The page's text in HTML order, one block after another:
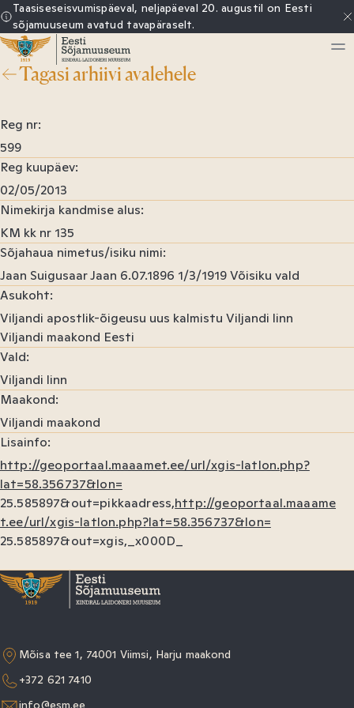
Sisu
juurde
Taasiseseisvumispäeval, neljapäeval 20. augustil on Eesti
sõjamuuseum avatud tavapäraselt.
EestiTagasi arhiivi avalehele
Reg nr
599
Reg kuupäev
02/05/2013
Nimekirja kandmise alus
KM kk nr 135
Sõjahaua nimetus/isiku nimi
Jaan Suigusaar Jaan 6.07.1896 1/3/1919 Võisiku vald
Asukoht
Viljandi apostlik-õigeusu uus kalmistu Viljandi linn
Viljandi maakond Eesti
Vald
Viljandi linn
Maakond
Viljandi maakond
Lisainfo
http://geoportaal.maaamet.ee/url/xgis-latlon.php?
lat=58.356737&lon=
25.585897&out=pikkaadress,http://geoportaal.maaame
t.ee/url/xgis-latlon.php?lat=58.356737&lon=
25.585897&out=xgis,_x000D_
Mõisa tee 1, 74001 Viimsi, Harju maakond
+372 621 7410
info@esm.ee